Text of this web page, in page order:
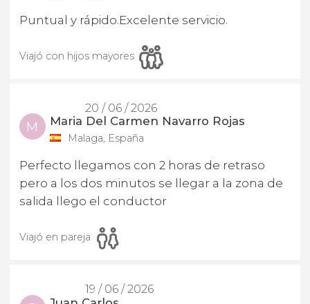
Puntual y rápido.Excelente servicio.
Viajó con hijos mayores
20 / 06 / 2026
M Maria Del Carmen Navarro Rojas
Malaga, España
Perfecto llegamos con 2 horas de retraso
pero a los dos minutos se llegar a la zona de
salida llego el conductor
Viajó en pareja
19 / 06 / 2026